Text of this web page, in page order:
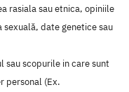
rasiala sau etnica, opiniile
date genetice sau
sau scopurile in care sunt
personal (Ex.